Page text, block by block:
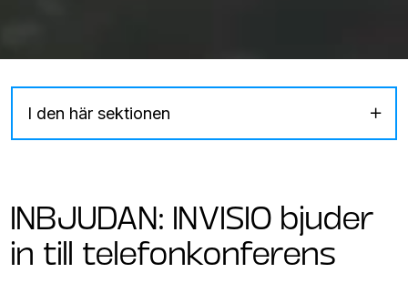
I den här sektionen
INBJUDAN: INVISIO bjuder
in till telefonkonferens